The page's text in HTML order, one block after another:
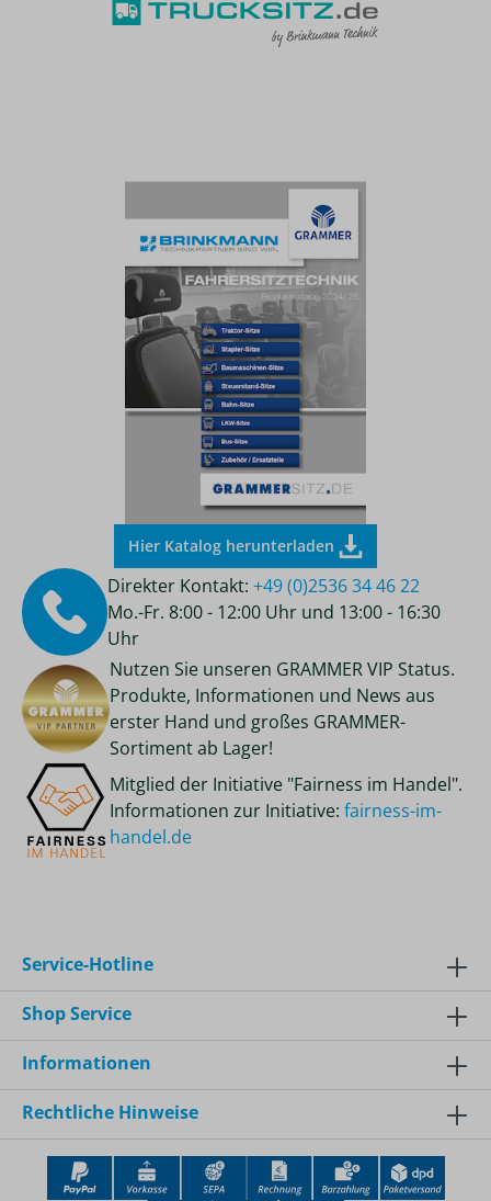
Hier Katalog herunterladen
Direkter Kontakt:+49 (0)2536 34 46 22
Mo.-Fr. 8:00 - 12:00 Uhr und 13:00 - 16:30
Uhr
Nutzen Sie unseren GRAMMER VIP Status.
Produkte, Informationen und News aus
erster Hand und großes GRAMMER-
Sortiment ab Lager!
Mitglied der Initiative "Fairness im Handel".
Informationen zur Initiative: fairness-im-
handel.de
Service-Hotline
Shop Service
Informationen
Rechtliche Hinweise